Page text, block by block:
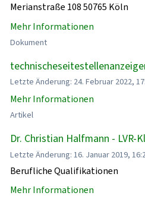
Merianstraße 108 50765 Köln
Mehr Informationen
Dokument
Letzte Änderung: 24. Februar 2022,
Mehr Informationen
Artikel
Dr. Christian Halfmann - LVR-
Letzte Änderung: 16. Januar 2019,
Berufliche Qualifikationen
Mehr Informationen